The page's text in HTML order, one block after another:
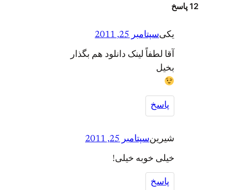
12 پاسخ
یکیسپتامبر 25, 2011
آقا لطفاً لینک دانلود هم بگذار
بخیل
پاسخ
شیرینسپتامبر 25, 2011
خیلی خوبه خیلی!
پاسخ